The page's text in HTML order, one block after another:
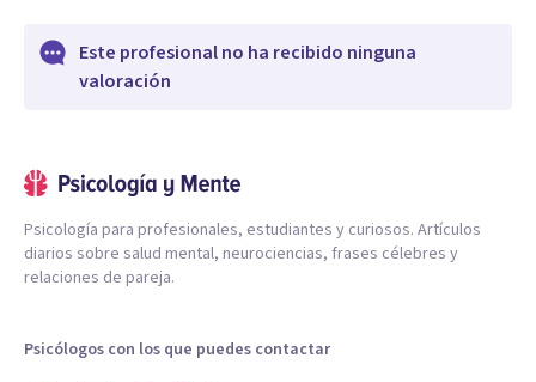
Este profesional no ha recibido ninguna
valoración
Psicología para profesionales, estudiantes y curiosos. Artículos
diarios sobre salud mental, neurociencias, frases célebres y
relaciones de pareja.
Psicólogos con los que puedes contactar